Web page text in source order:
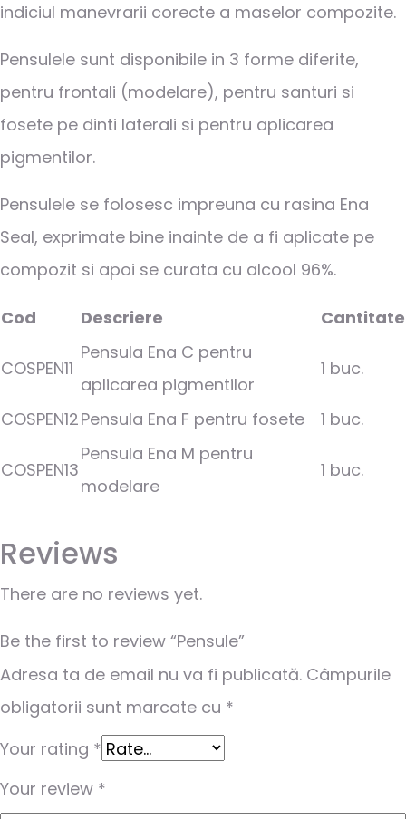
indiciul manevrarii corecte a maselor compozite.
Pensulele sunt disponibile in 3 forme diferite,
pentru frontali (modelare), pentru santuri si
fosete pe dinti laterali si pentru aplicarea
pigmentilor.
Pensulele se folosesc impreuna cu rasina Ena
Seal, exprimate bine inainte de a fi aplicate pe
compozit si apoi se curata cu alcool 96%.
Cod Descriere Cantitate
COSPEN11
Pensula Ena C pentru
aplicarea pigmentilor
1 buc.
COSPEN12Pensula Ena F pentru fosete 1 buc.
COSPEN13
Pensula Ena M pentru
modelare
1 buc.
Reviews
There are no reviews yet.
Be the first to review “Pensule”
Adresa ta de email nu va fi publicată. Câmpurile
obligatorii sunt marcate cu *
Your rating *
Your review *